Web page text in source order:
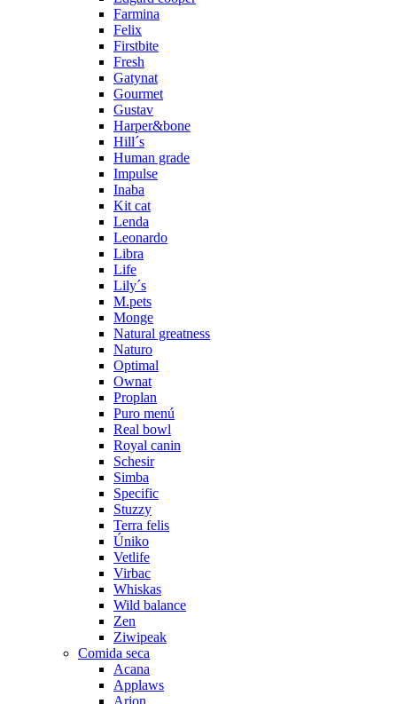
Farmina
Felix
Firstbite
Fresh
Gatynat
Gourmet
Gustav
Harper&bone
Hill´s
Human grade
Impulse
Inaba
Kit cat
Lenda
Leonardo
Libra
Life
Lily´s
M.pets
Monge
Natural greatness
Naturo
Optimal
Ownat
Proplan
Puro menú
Real bowl
Royal canin
Schesir
Simba
Specific
Stuzzy
Terra felis
Úniko
Vetlife
Virbac
Whiskas
Wild balance
Zen
Ziwipeak
Comida seca
Acana
Applaws
Arion